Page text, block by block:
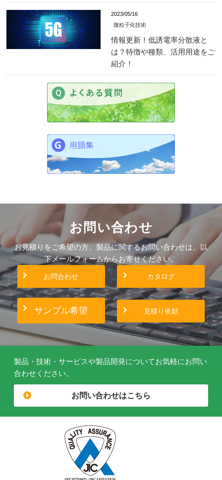
2023/05/16
微粒子化技術
情報更新！低誘電率分散液と
は？特徴や種類、活用用途をご
紹介！
お問い合わせ
お見積りをご希望の方、製品に関するお問い合わせは、以
下メールフォームからお寄せください。
お問合わせ カタログ
サンプル希望 見積り依頼
製品・技術・サービスや製品開発についてお気軽にお問い
合わせください。
お問い合わせはこちら